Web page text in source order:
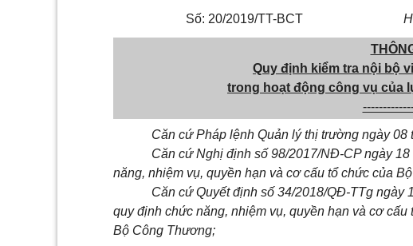
Số: 20/2019/TT-BCT
Quy định kiểm tra nội bộ
trong hoạt động công vụ của
Căn cứ Pháp lệnh Quản lý thị trường ngày 08
Căn cứ Nghị định số 98/2017/NĐ-CP ngày
năng, nhiệm vụ, quyền hạn và cơ cấu tổ chức của
Căn cứ Quyết định số 34/2018/QĐ-TTg ngày
quy định chức năng, nhiệm vụ, quyền hạn và cơ
Bộ Công Thương;